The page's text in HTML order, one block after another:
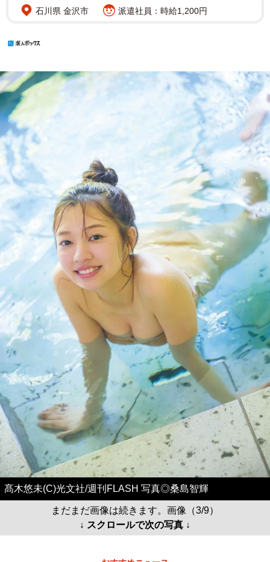
石川県 金沢市
派遣社員：時給1,200円
髙木悠未(C)光文社/週刊FLASH 写真◎桑島智輝
まだまだ画像は続きます。画像（3/9）
↓ スクロールで次の写真 ↓